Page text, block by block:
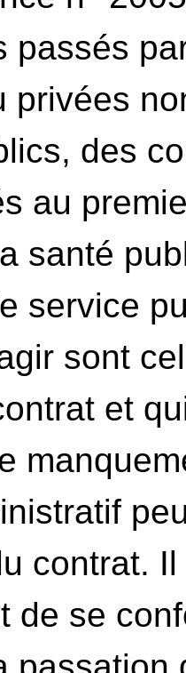
passés
privées
des
au
santé
service
sont
et
contrat.
de se